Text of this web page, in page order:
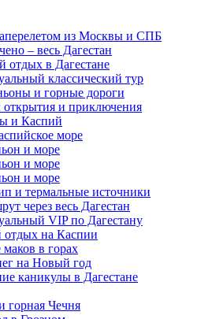
из Москвы и СПБ
– весь Дагестан
отдых в Дагестане
классический тур
и горные дороги
открытия и приключения
и Каспий
море
и море
и море
и море
и термальные источники
через весь Дагестан
VIP по Дагестану
на Каспии
в горах
на Новый год
каникулы в Дагестане
горная Чечня